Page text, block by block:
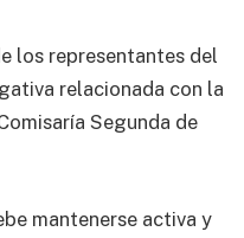
los representantes del
relacionada con la
Segunda de
mantenerse activa y